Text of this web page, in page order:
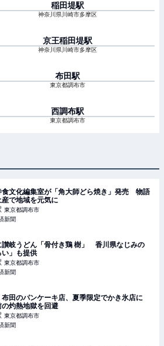
稲田堤駅
神奈川県川崎市多摩区
京王稲田堤駅
神奈川県川崎市多摩区
布田駅
東京都調布市
西調布駅
東京都調布市
食文化編集室が「角大師どら焼き」発売 物語
産で地域を元気に
東京都調布市
新聞
讃岐うどん「骨付き鶏 樹」 香川県なじみの
い」も提供
東京都調布市
新聞
布田のパンケーキ店、夏季限定でかき氷店に
の灼熱地獄を回避
東京都調布市
新聞